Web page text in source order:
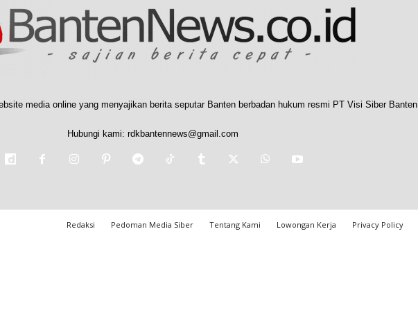
media online yang menyajikan berita seputar Banten berbadan hukum resmi PT Visi Siber Banten
Hubungi kami: rdkbantennews@gmail.com
Redaksi Pedoman Media Siber Tentang Kami Lowongan Kerja Privacy Policy